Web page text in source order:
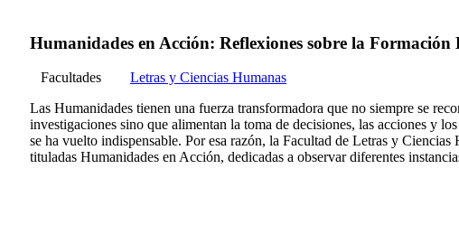
Humanidades en Acción: Reflexiones sobre la
Facultades
Letras y Ciencias Humanas
Las Humanidades tienen una fuerza transformadora que no siempre se
investigaciones sino que alimentan la toma de decisiones, las acciones y
se ha vuelto indispensable. Por esa razón, la Facultad de Letras y
tituladas Humanidades en Acción, dedicadas a observar diferentes